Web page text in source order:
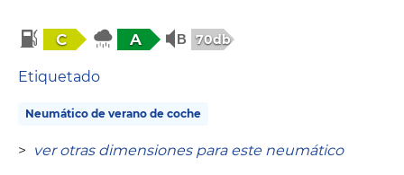
C A 70db
Etiquetado
Neumático de verano de coche
> ver otras dimensiones para este neumático